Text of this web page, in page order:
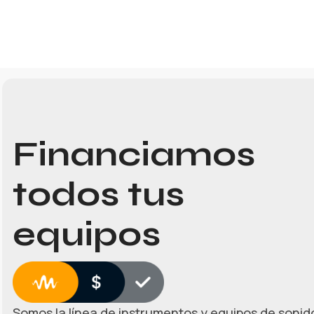
Financiamos
todos tus
equipos